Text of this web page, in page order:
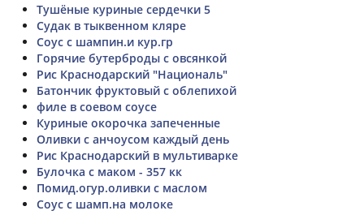
Тушёные куриные сердечки 5
Судак в тыквенном кляре
Соус с шампин.и кур.гр
Горячие бутерброды с овсянкой
Рис Краснодарский "Националь"
Батончик фруктовый с облепихой
филе в соевом соусе
Куриные окорочка запеченные
Оливки с анчоусом каждый день
Рис Краснодарский в мультиварке
Булочка с маком - 357 кк
Помид.огур.оливки с маслом
Соус с шамп.на молоке